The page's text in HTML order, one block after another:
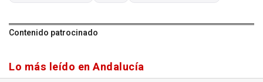
Contenido patrocinado
Lo más leído en Andalucía